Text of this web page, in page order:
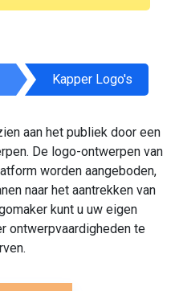
Kapper Logo's
aan het publiek door een
De logo-ontwerpen van
worden aangeboden,
naar het aantrekken van
kunt u uw eigen
ontwerpvaardigheden te